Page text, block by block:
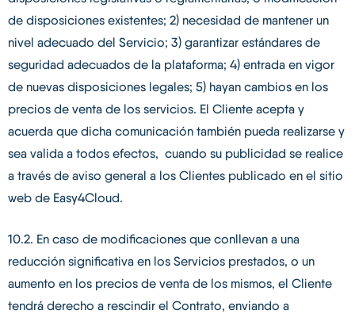
de disposiciones existentes; 2) necesidad de mantener un
nivel adecuado del Servicio; 3) garantizar estándares de
seguridad adecuados de la plataforma; 4) entrada en vigor
de nuevas disposiciones legales; 5) hayan cambios en los
precios de venta de los servicios. El Cliente acepta y
acuerda que dicha comunicación también pueda realizarse y
sea valida a todos efectos, cuando su publicidad se realice
a través de aviso general a los Clientes publicado en el sitio
web de Easy4Cloud.
10.2. En caso de modificaciones que conllevan a una
reducción significativa en los Servicios prestados, o un
aumento en los precios de venta de los mismos, el Cliente
tendrá derecho a rescindir el Contrato, enviando a